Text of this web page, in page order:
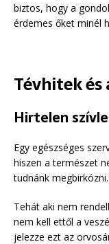
biztos, hogy a
érdemes őket minél
Tévhitek és
Hirtelen
Egy egészséges
hiszen a természet
tudnánk
Tehát aki nem
nem kell ettől a
jelezze ezt az